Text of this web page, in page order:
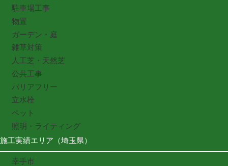
駐車場工事
物置
ガーデン・庭
雑草対策
人工芝・天然芝
公共工事
バリアフリー
立水栓
ペット
照明・ライティング
施工実績エリア（埼玉県）
幸手市